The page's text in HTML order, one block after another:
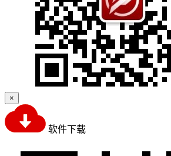
×
软件下载